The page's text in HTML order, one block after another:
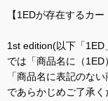
【1EDが存在するカー
1st edition(以下「
では「商品名に（1ED
「商品名に表記のな
であらかじめご了承